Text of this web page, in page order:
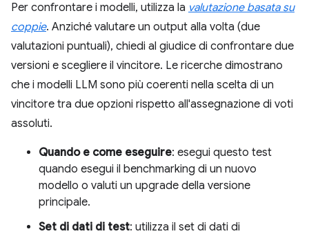
Per confrontare i modelli, utilizza la valutazione basata su
coppie. Anziché valutare un output alla volta (due
valutazioni puntuali), chiedi al giudice di confrontare due
versioni e scegliere il vincitore. Le ricerche dimostrano
che i modelli LLM sono più coerenti nella scelta di un
vincitore tra due opzioni rispetto all'assegnazione di voti
assoluti.
Quando e come eseguire: esegui questo test
quando esegui il benchmarking di un nuovo
modello o valuti un upgrade della versione
principale.
Set di dati di test: utilizza il set di dati di